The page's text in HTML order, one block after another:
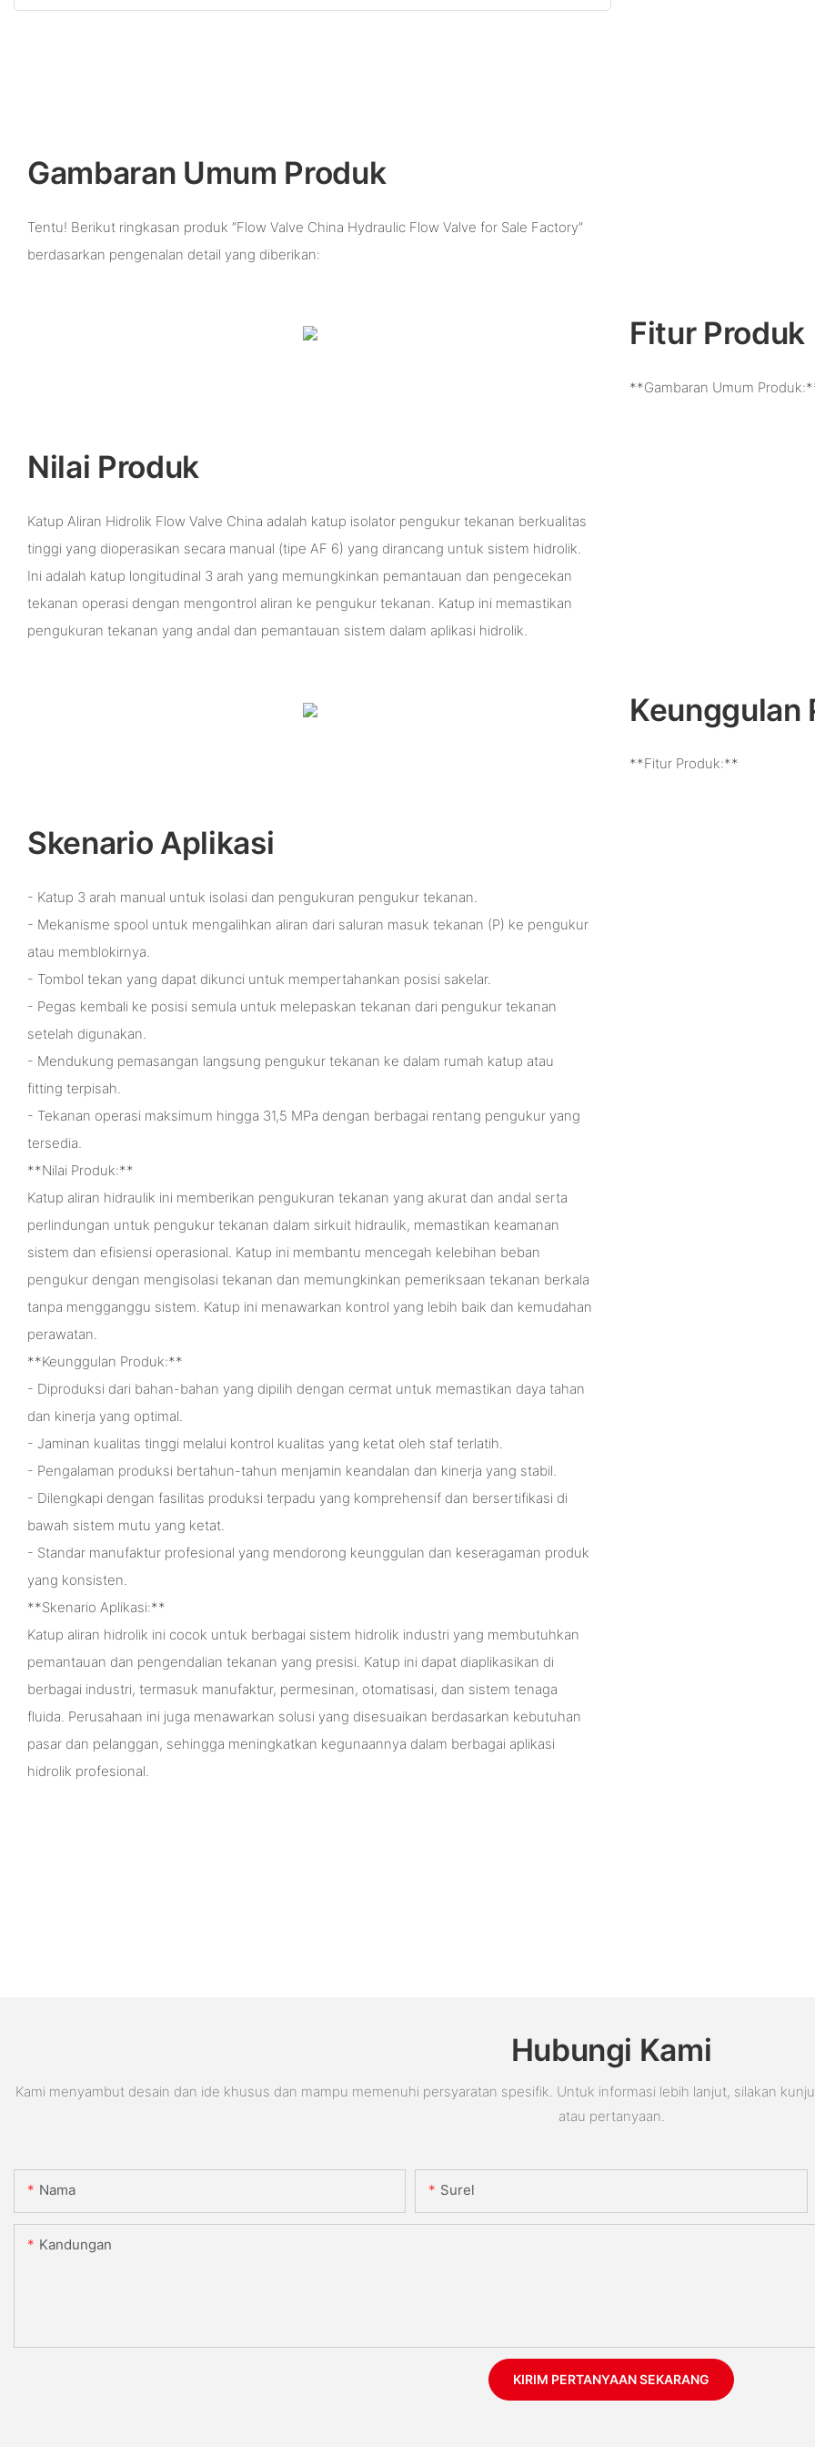
Gambaran Umum Produk
Tentu! Berikut ringkasan produk “Flow Valve China Hydraulic Flow Valve for Sale Factory”
berdasarkan pengenalan detail yang diberikan:
Fitur Produk
**Gambaran Umum
Nilai Produk
Katup Aliran Hidrolik Flow Valve China adalah katup isolator pengukur tekanan berkualitas
tinggi yang dioperasikan secara manual (tipe AF 6) yang dirancang untuk sistem hidrolik.
Ini adalah katup longitudinal 3 arah yang memungkinkan pemantauan dan pengecekan
tekanan operasi dengan mengontrol aliran ke pengukur tekanan. Katup ini memastikan
pengukuran tekanan yang andal dan pemantauan sistem dalam aplikasi hidrolik.
Keunggulan
**Fitur Produk:**
Skenario Aplikasi
- Katup 3 arah manual untuk isolasi dan pengukuran pengukur tekanan.
- Mekanisme spool untuk mengalihkan aliran dari saluran masuk tekanan (P) ke pengukur
atau memblokirnya.
- Tombol tekan yang dapat dikunci untuk mempertahankan posisi sakelar.
- Pegas kembali ke posisi semula untuk melepaskan tekanan dari pengukur tekanan
setelah digunakan.
- Mendukung pemasangan langsung pengukur tekanan ke dalam rumah katup atau
fitting terpisah.
- Tekanan operasi maksimum hingga 31,5 MPa dengan berbagai rentang pengukur yang
tersedia.
**Nilai Produk:**
Katup aliran hidraulik ini memberikan pengukuran tekanan yang akurat dan andal serta
perlindungan untuk pengukur tekanan dalam sirkuit hidraulik, memastikan keamanan
sistem dan efisiensi operasional. Katup ini membantu mencegah kelebihan beban
pengukur dengan mengisolasi tekanan dan memungkinkan pemeriksaan tekanan berkala
tanpa mengganggu sistem. Katup ini menawarkan kontrol yang lebih baik dan kemudahan
perawatan.
**Keunggulan Produk:**
- Diproduksi dari bahan-bahan yang dipilih dengan cermat untuk memastikan daya tahan
dan kinerja yang optimal.
- Jaminan kualitas tinggi melalui kontrol kualitas yang ketat oleh staf terlatih.
- Pengalaman produksi bertahun-tahun menjamin keandalan dan kinerja yang stabil.
- Dilengkapi dengan fasilitas produksi terpadu yang komprehensif dan bersertifikasi di
bawah sistem mutu yang ketat.
- Standar manufaktur profesional yang mendorong keunggulan dan keseragaman produk
yang konsisten.
**Skenario Aplikasi:**
Katup aliran hidrolik ini cocok untuk berbagai sistem hidrolik industri yang membutuhkan
pemantauan dan pengendalian tekanan yang presisi. Katup ini dapat diaplikasikan di
berbagai industri, termasuk manufaktur, permesinan, otomatisasi, dan sistem tenaga
fluida. Perusahaan ini juga menawarkan solusi yang disesuaikan berdasarkan kebutuhan
pasar dan pelanggan, sehingga meningkatkan kegunaannya dalam berbagai aplikasi
hidrolik profesional.
Hubungi Kami
Kami menyambut desain dan ide khusus dan mampu memenuhi persyaratan spesifik. Untuk informasi lebih lanjut, silakan
atau pertanyaan.
Nama Surel
Kandungan
KIRIM PERTANYAAN SEKARANG